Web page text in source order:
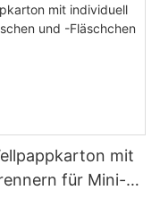
mit
für Mini-